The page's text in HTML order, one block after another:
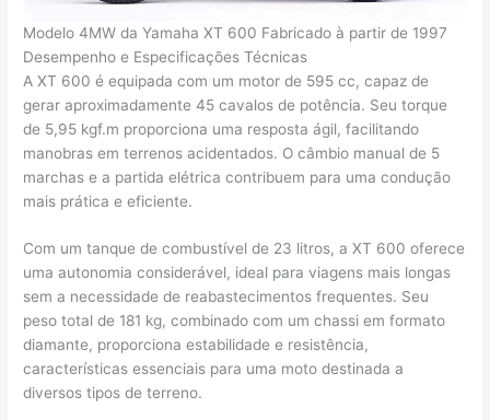
Modelo 4MW da Yamaha XT 600 Fabricado à partir de 1997
Desempenho e Especificações Técnicas
A XT 600 é equipada com um motor de 595 cc, capaz de
gerar aproximadamente 45 cavalos de potência. Seu torque
de 5,95 kgf.m proporciona uma resposta ágil, facilitando
manobras em terrenos acidentados. O câmbio manual de 5
marchas e a partida elétrica contribuem para uma condução
mais prática e eficiente.
Com um tanque de combustível de 23 litros, a XT 600 oferece
uma autonomia considerável, ideal para viagens mais longas
sem a necessidade de reabastecimentos frequentes. Seu
peso total de 181 kg, combinado com um chassi em formato
diamante, proporciona estabilidade e resistência,
características essenciais para uma moto destinada a
diversos tipos de terreno.